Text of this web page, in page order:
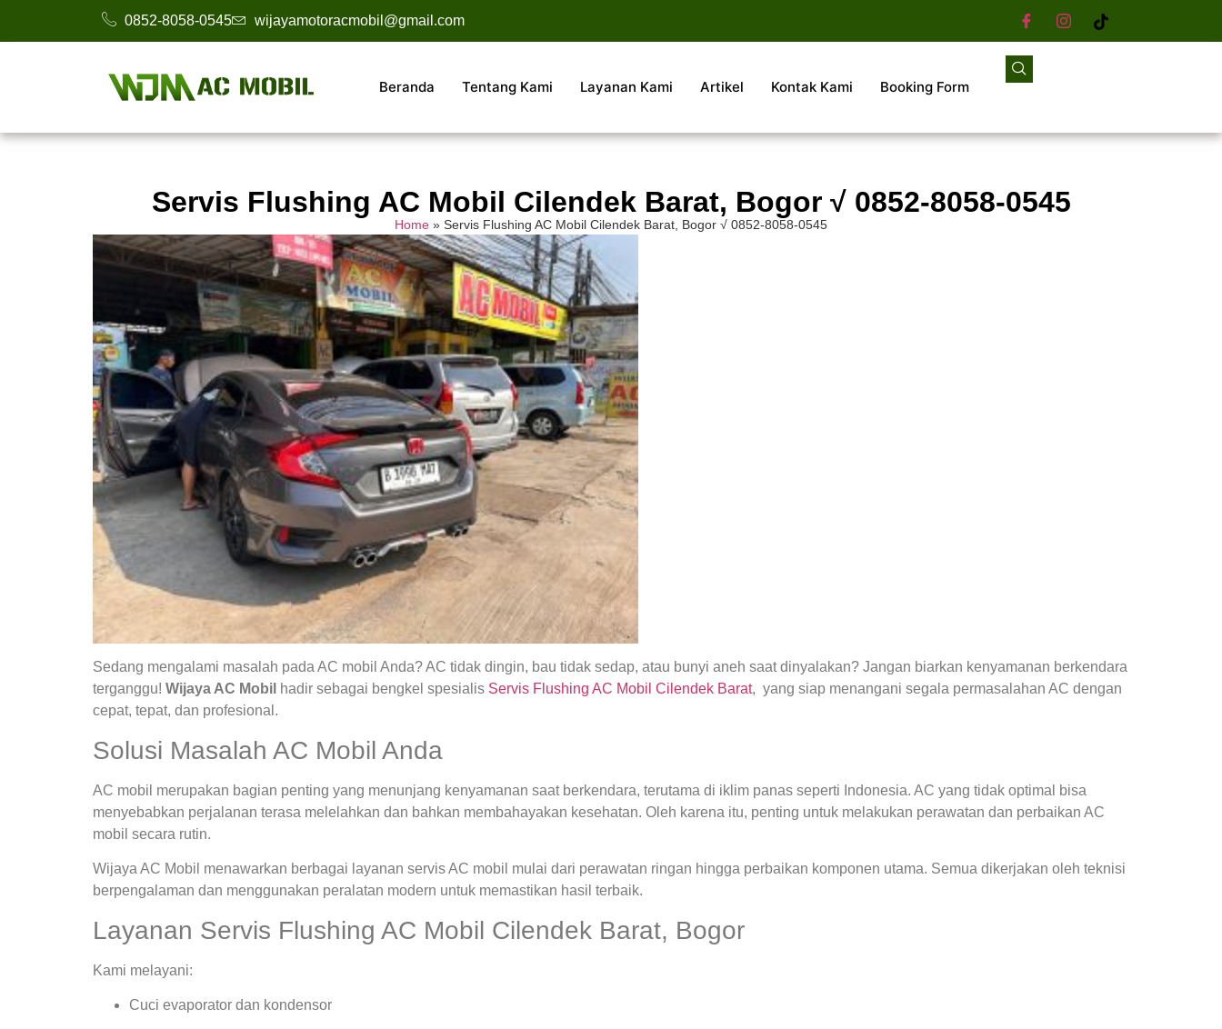
0852-8058-0545 wijayamotoracmobil@gmail.com
Beranda Tentang Kami Layanan Kami Artikel Kontak Kami Booking Form
Servis Flushing AC Mobil Cilendek Barat, Bogor √ 0852-8058-0545
Home » Servis Flushing AC Mobil Cilendek Barat, Bogor √ 0852-8058-0545
Sedang mengalami masalah pada AC mobil Anda? AC tidak dingin, bau tidak sedap, atau bunyi aneh saat dinyalakan? Jangan biarkan kenyamanan berkendara
terganggu! Wijaya AC Mobil hadir sebagai bengkel spesialis Servis Flushing AC Mobil Cilendek Barat, yang siap menangani segala permasalahan AC dengan
cepat, tepat, dan profesional.
Solusi Masalah AC Mobil Anda
AC mobil merupakan bagian penting yang menunjang kenyamanan saat berkendara, terutama di iklim panas seperti Indonesia. AC yang tidak optimal bisa
menyebabkan perjalanan terasa melelahkan dan bahkan membahayakan kesehatan. Oleh karena itu, penting untuk melakukan perawatan dan perbaikan AC
mobil secara rutin.
Wijaya AC Mobil menawarkan berbagai layanan servis AC mobil mulai dari perawatan ringan hingga perbaikan komponen utama. Semua dikerjakan oleh teknisi
berpengalaman dan menggunakan peralatan modern untuk memastikan hasil terbaik.
Layanan Servis Flushing AC Mobil Cilendek Barat, Bogor
Kami melayani:
Cuci evaporator dan kondensor